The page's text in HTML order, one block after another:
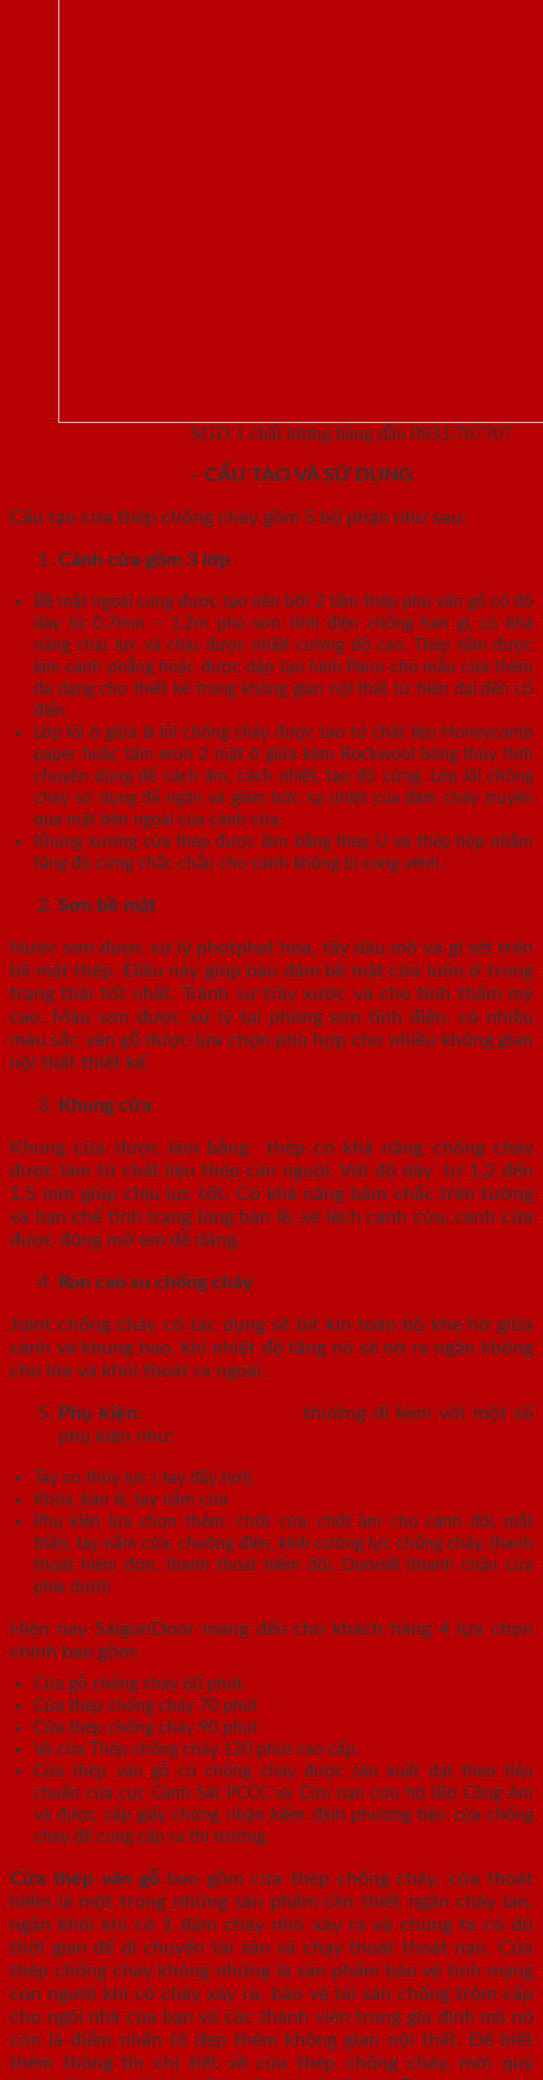
SGD 1 chất lượng hàng đầu 0933.707707
– CẤU TẠO VÀ SỬ DỤNG
Cấu tạo cửa thép chống cháy gồm 5 bộ phận như sau:
Cánh cửa gồm 3 lớp
Bề mặt ngoài cùng được tạo nên bởi 2 tấm thép phủ vân gỗ có độ
dày từ 0.7mm – 1.2m phủ sơn tĩnh điện chống han gỉ, có khả
năng chịu lực và chịu được nhiệt cường độ cao. Thép tấm được
làm cánh phẳng hoặc được dập tạo hình Pano cho mẫu cửa thêm
đa dạng cho thiết kế trong không gian nội thất từ hiện đại đến cổ
điển.
Lớp lõi ở giữa là lõi chống cháy được tạo từ chất liệu Honeycomb
paper hoặc tấm eron 2 mặt ở giữa kèm Rockwool bông thủy tinh
chuyên dùng để cách âm, cách nhiệt, tạo độ cứng. Lớp lõi chống
cháy sử dụng để ngăn và giảm bức xạ nhiệt của đám cháy truyền
qua mặt bên ngoài của cánh cửa.
Khung xương cửa thép được làm bằng thép U và thép hộp nhằm
tăng độ cứng chắc chắn cho cánh không bị cong vênh.
Sơn bề mặt
Nước sơn được xử lý photphat hóa, tẩy dầu mỡ và gỉ sét trên
bề mặt thép. Điều này giúp bảo đảm bề mặt cửa luôn ở trong
trạng thái tốt nhất. Tránh sự trầy xước và cho tính thẩm mỹ
cao. Màu sơn được xử lý tại phòng sơn tĩnh điện, có nhiều
màu sắc vân gỗ được lựa chọn phù hợp cho nhiều không gian
nội thất thiết kế.
Khung cửa
Khung cửa được làm bằng thép có khả năng chống cháy
được làm từ chất liệu thép cán nguội. Với độ dày từ 1,2 đến
1,5 mm giúp chịu lực tốt. Có khả năng bám chắc trên tường
và hạn chế tình trạng lỏng bản lề, xệ lệch cánh cửa, cánh cửa
được đóng mở em dễ dàng.
Ron cao su chống cháy
Joint chống cháy có tác dụng sẽ bít kín toàn bộ khe hở giữa
cánh và khung bao, khi nhiệt độ tăng nó sẽ nở ra ngăn không
cho lửa và khói thoát ra ngoài.
Phụ kiện:
thường đi kèm với một số
phụ kiện như:
Tay co thủy lực ( tay đẩy hơi),
Khóa, bản lề, tay nắm cửa
Phụ kiện lựa chọn thêm: chốt cửa, chốt âm cho cánh đôi, mắt
thần, tay nắm cửa, chuông điện, kính cường lực chống cháy, thanh
thoát hiểm đơn, thanh thoát hiểm đôi, Doorsill (thanh chặn cửa
phía dưới)
Hiện nay SaigonDoor mang đến cho khách hàng 4 lựa chọn
chính bao gồm:
Cửa gỗ chống cháy 60 phút.
Cửa thép chống cháy 70 phút
Cửa thép chống cháy 90 phút
Và cửa Thép chống cháy 120 phút cao cấp.
Cửa thép vân gỗ có chống cháy được sản xuất đạt theo tiêu
chuẩn của cục Cảnh Sát PCCC và Cứu nạn cứu hộ (Bộ Công An)
và được cấp giấy chứng nhận kiểm định phương tiện cửa chống
cháy để cung cấp ra thị trường.
Cửa thép vân gỗ bao gồm cửa thép chống cháy, cửa thoát
hiểm là một trong những sản phẩm cần thiết ngăn cháy lan,
ngăn khói khi có 1 đám cháy nhỏ xảy ra và chúng ta có đủ
thời gian để di chuyển tài sản và chạy thoát thoát nạn. Cửa
thép chống cháy không những là sản phẩm bảo vệ tính mạng
con người khi có cháy xảy ra, bảo vệ tài sản chống trộm cấp
cho ngôi nhà của bạn và các thành viên trong gia đình mà nó
còn là điểm nhấn tô đẹp thêm không gian nội thất. Để biết
thêm thông tin chi tiết về cửa thép chống cháy, mời quý